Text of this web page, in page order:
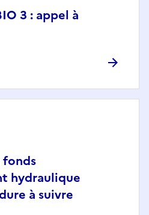
3 : appel à
hydraulique
à suivre